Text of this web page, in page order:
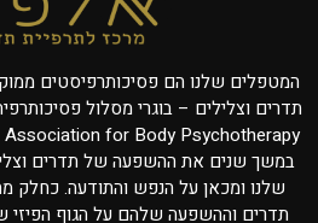
המטפלים שלנו הם פסיכותרפיסטים
תדרים וצלילים – בוגרי מסלול
במשך שנים את ההשפעה של תדרים
שלנו ומכאן על הנפש והתודעה. כחלק
תדרים וההשפעה שלהם על הגוף הפיזי